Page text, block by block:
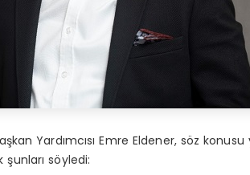
Yardımcısı Emre Eldener, söz
şunları söyledi: